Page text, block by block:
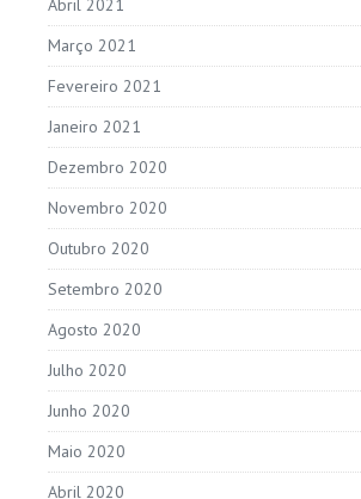
Abril 2021
Março 2021
Fevereiro 2021
Janeiro 2021
Dezembro 2020
Novembro 2020
Outubro 2020
Setembro 2020
Agosto 2020
Julho 2020
Junho 2020
Maio 2020
Abril 2020